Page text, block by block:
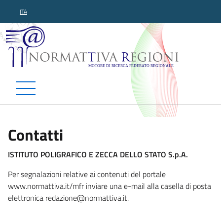
ITA
Normattiva Regioni -
Contatti
ISTITUTO POLIGRAFICO E ZECCA DELLO STATO S.p.A.
Per segnalazioni relative ai contenuti del portale
www.normattiva.it/mfr inviare una e-mail alla casella di posta
elettronica redazione@normattiva.it.